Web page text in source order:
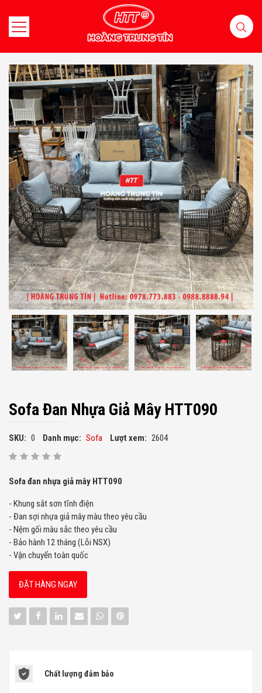
Sofa Đan Nhựa Giả Mây HTT090
SKU: 0 Danh mục: Sofa Lượt xem: 2604
Sofa đan nhựa giả mây HTT090
- Khung sắt sơn tĩnh điện
- Đan sợi nhựa giả mây màu theo yêu cầu
- Nệm gối màu sắc theo yêu cầu
- Bảo hành 12 tháng (Lỗi NSX)
- Vận chuyển toàn quốc
ĐẶT HÀNG NGAY
Chất lượng đảm bảo